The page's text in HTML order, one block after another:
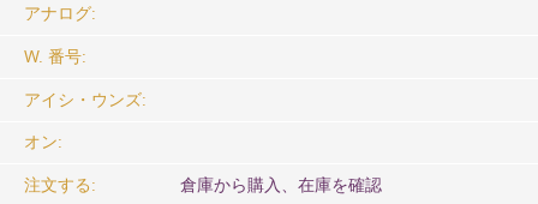
アナログ:
W. 番号:
アイシ・ウンズ:
オン:
注文する:
倉庫から購入、在庫を確認